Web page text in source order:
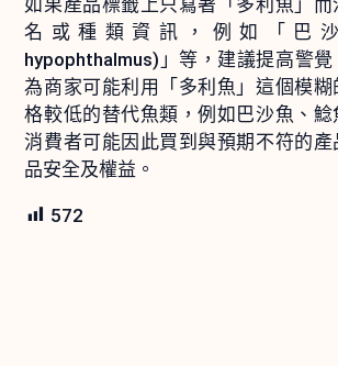
名或種類資訊，例如「巴沙
hypophthalmus)」等，建議提高警
為商家可能利用「多利魚」這個模
格較低的替代魚類，例如巴沙魚、
消費者可能因此買到與預期不符的
品安全及權益。
572